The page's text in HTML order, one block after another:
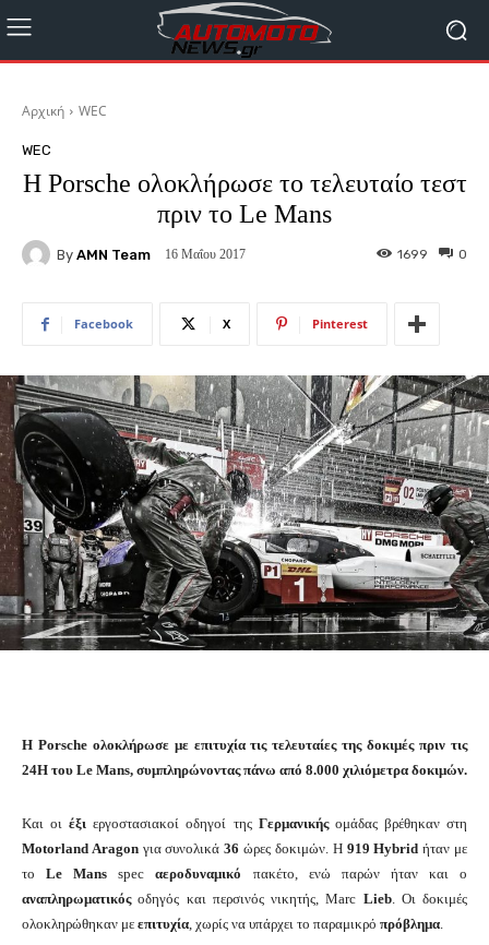
Αρχική WEC
WEC
Η Porsche ολοκλήρωσε το τελευταίο τεστ
πριν το Le Mans
By AMN Team 16 Μαΐου 2017 0
1699
Facebook X Pinterest
H Porsche ολοκλήρωσε με επιτυχία τις τελευταίες της δοκιμές πριν τις
24H του Le Mans, συμπληρώνοντας πάνω από 8.000 χιλιόμετρα δοκιμών.
Και οιέξι εργοστασιακοί οδηγοί της Γερμανικήςομάδας βρέθηκαν στη
Motorland Aragonγια συνολικά36 ώρες δοκιμών. Η 919 Hybrid ήταν με
τοLe Mans specαεροδυναμικό πακέτο, ενώ παρών ήταν και ο
αναπληρωματικόςοδηγός και περσινός νικητής, Marc Lieb. Οι δοκιμές
ολοκληρώθηκαν με επιτυχία , χωρίς να υπάρχει το παραμικρό πρόβλημα